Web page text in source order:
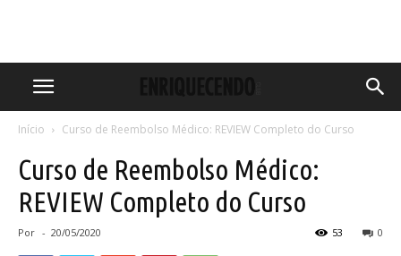
Início Curso de Reembolso Médico: REVIEW Completo do Curso
Curso de Reembolso Médico:
REVIEW Completo do Curso
Por - 20/05/2020 0
53